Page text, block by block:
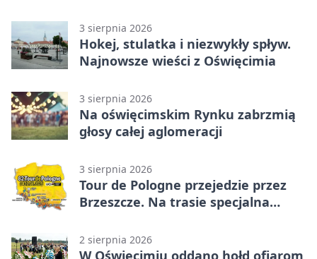
3 sierpnia 2026
Hokej, stulatka i niezwykły spływ.
Najnowsze wieści z Oświęcimia
3 sierpnia 2026
Na oświęcimskim Rynku zabrzmią
głosy całej aglomeracji
3 sierpnia 2026
Tour de Pologne przejedzie przez
Brzeszcze. Na trasie specjalna
2 sierpnia 2026